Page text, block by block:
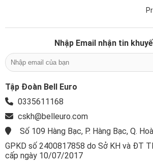
Nhập Email nhận tin
Tập Đoàn Bell Euro
0335611168
cskh@belleuro.com
Số 109 Hàng Bạc, P. Hàng Bạc, Q.
GPKD số 2400817858 do Sở KH và ĐT
cấp ngày 10/07/2017